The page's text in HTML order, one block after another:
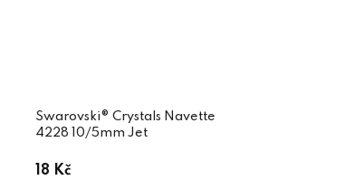
Swarovski® Crystals Navette
4228 10/5mm Jet
18 Kč